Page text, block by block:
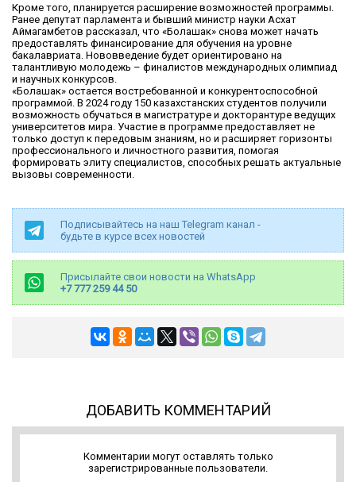
Кроме того, планируется расширение возможностей программы.
Ранее депутат парламента и бывший министр науки Асхат
Аймагамбетов рассказал, что «Болашак» снова может начать
предоставлять финансирование для обучения на уровне
бакалавриата. Нововведение будет ориентировано на
талантливую молодежь – финалистов международных олимпиад
и научных конкурсов.
«Болашак» остается востребованной и конкурентоспособной
программой. В 2024 году 150 казахстанских студентов получили
возможность обучаться в магистратуре и докторантуре ведущих
университетов мира. Участие в программе предоставляет не
только доступ к передовым знаниям, но и расширяет горизонты
профессионального и личностного развития, помогая
формировать элиту специалистов, способных решать актуальные
вызовы современности.
Подписывайтесь на наш Telegram канал -
будьте в курсе всех новостей
Присылайте свои новости на WhatsApp
+7 777 259 44 50
ДОБАВИТЬ КОММЕНТАРИЙ
Комментарии могут оставлять только
зарегистрированные пользователи.